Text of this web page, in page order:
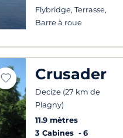
Flybridge, Terrasse,
Barre à roue
Crusader
Decize (27 km de
Plagny)
11.9 mètres
3 Cabines
6